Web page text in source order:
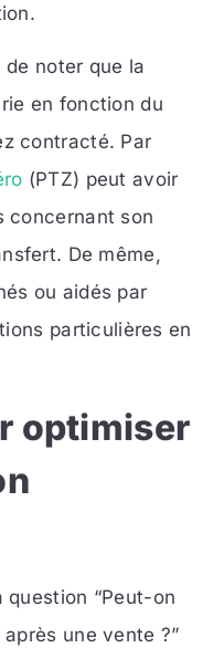
noter que la
en fonction du
contracté. Par
(PTZ) peut avoir
concernant son
De même,
ou aidés par
particulières en
optimiser
question “Peut-on
une vente ?”